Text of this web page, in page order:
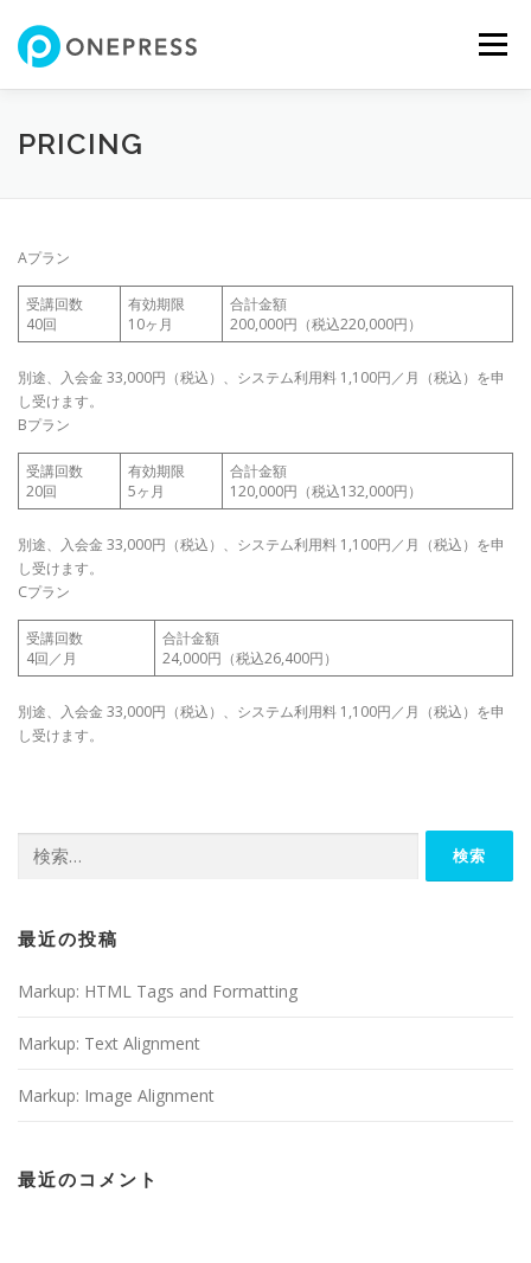
メニュー
HOME SERVICES
PRICING
Aプラン
受講回数
40回
有効期限
10ヶ月
合計金額
200,000円（税込220,000円）
別途、入会金 33,000円（税込）、システム利用料 1,100円／月（税込）を申
し受けます。
Bプラン
受講回数
20回
有効期限
5ヶ月
合計金額
120,000円（税込132,000円）
別途、入会金 33,000円（税込）、システム利用料 1,100円／月（税込）を申
し受けます。
Cプラン
受講回数
4回／月
合計金額
24,000円（税込26,400円）
別途、入会金 33,000円（税込）、システム利用料 1,100円／月（税込）を申
し受けます。
索:
最近の投稿
Markup: HTML Tags and Formatting
Markup: Text Alignment
Markup: Image Alignment
最近のコメント